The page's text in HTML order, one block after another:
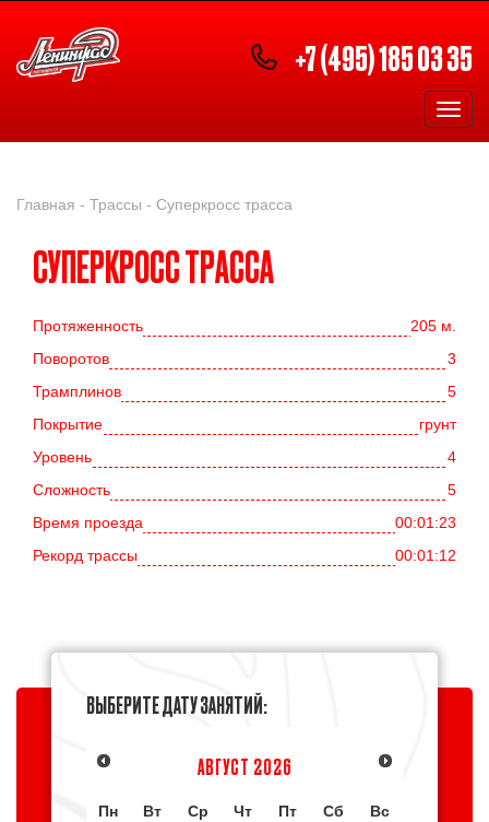
+7 (495) 185 03 35
Меню
Главная - Трассы - Суперкросс трасса
СУПЕРКРОСС ТРАССА
Протяженность
205 м.
Поворотов
3
Трамплинов
5
Покрытие
грунт
Уровень
4
Сложность
5
Время проезда
00:01:23
Рекорд трассы
00:01:12
ВЫБЕРИТЕ ДАТУ ЗАНЯТИЙ:
АВГУСТ 2026
Пн Вт Ср Чт Пт Сб Вс